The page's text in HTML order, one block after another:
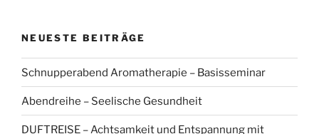
NEUESTE BEITRÄGE
Schnupperabend Aromatherapie – Basisseminar
Abendreihe – Seelische Gesundheit
DUFTREISE – Achtsamkeit und Entspannung mit